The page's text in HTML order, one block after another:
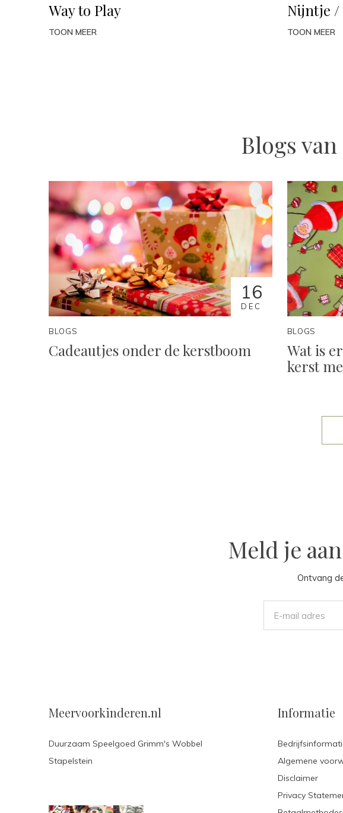
Way to Play
TOON MEER
Nijntje
TOON MEER
Blogs
16
DEC
BLOGS
Cadeautjes onder de kerstboom
BLOGS
Wat is
kerst
Meld je
Ontvang
Meervoorkinderen.nl
Duurzaam Speelgoed Grimm's Wobbel
Stapelstein
Informatie
Algemene
Disclaimer
Privacy